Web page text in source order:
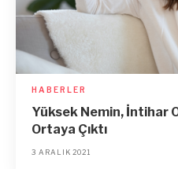
HABERLER
Yüksek Nemin, İntihar
Ortaya Çıktı
3 ARALIK 2021